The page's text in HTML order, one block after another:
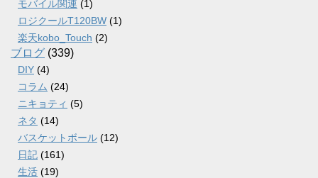
モバイル関連 (1)
ロジクールT120BW (1)
楽天kobo_Touch (2)
ブログ (339)
DIY (4)
コラム (24)
ニキョティ (5)
ネタ (14)
バスケットボール (12)
日記 (161)
生活 (19)